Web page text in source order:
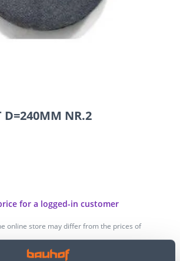
D=240MM NR.2
online store may differ from the prices of
for a logged-in customer